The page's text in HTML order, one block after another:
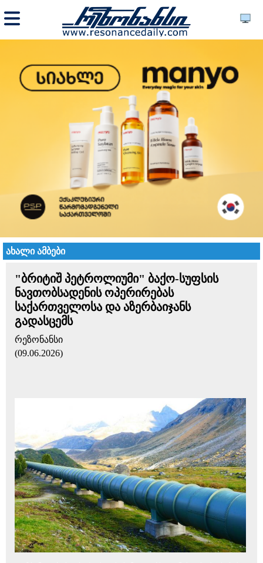
ახალი ამბები
"ბრიტიშ პეტროლიუმი" ბაქო-სუფსის
ნავთობსადენის ოპერირებას
საქართველოსა და აზერბაიჯანს
გადასცემს
რეზონანსი
(09.06.2026)